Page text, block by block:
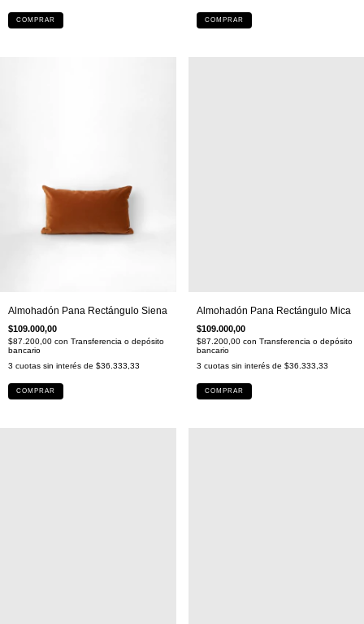
COMPRAR COMPRAR
Almohadón Pana Rectángulo Siena
$109.000,00
$87.200,00 con Transferencia o depósito
bancario
3 cuotas sin interés de $36.333,33
COMPRAR
Almohadón Pana Rectángulo Mica
$109.000,00
$87.200,00 con Transferencia o depósito
bancario
3 cuotas sin interés de $36.333,33
COMPRAR